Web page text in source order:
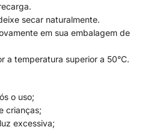
secar naturalmente.
em sua embalagem de
a temperatura superior a 50°C.
o uso;
crianças;
excessiva;